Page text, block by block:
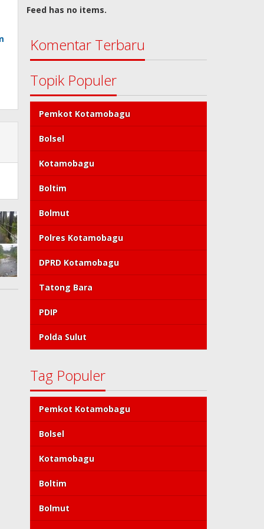
Feed has no items.
Komentar Terbaru
Topik Populer
Pemkot Kotamobagu
Bolsel
Kotamobagu
Boltim
Bolmut
Polres Kotamobagu
DPRD Kotamobagu
Tatong Bara
PDIP
Polda Sulut
Tag Populer
Pemkot Kotamobagu
Bolsel
Kotamobagu
Boltim
Bolmut